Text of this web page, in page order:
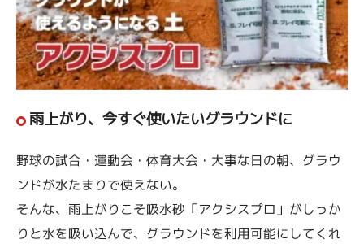
雨上がり、今すぐ使いたいグラウンドに
野球の試合・運動会・体育大会・大事な日の朝、グラウ
ンドが水たまりで使えない。
そんな、雨上がりこそ吸水砂「アクシスプロ」がしっか
りと水を吸い込んで、グラウンドを利用可能にしてくれ